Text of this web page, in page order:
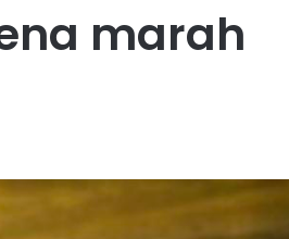
marah